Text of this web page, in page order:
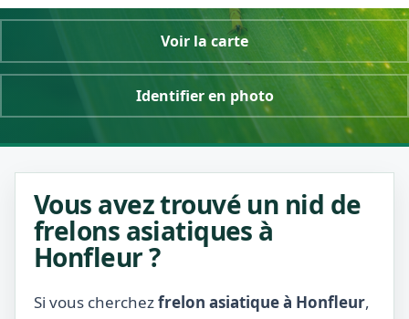
Voir la carte
Identifier en photo
Vous avez trouvé un nid de
frelons asiatiques à
Honfleur ?
Si vous cherchezfrelon asiatique à Honfleur,